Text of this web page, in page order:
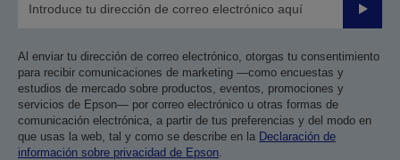
Enviar
Al enviar tu dirección de correo electrónico, otorgas tu consentimiento
para recibir comunicaciones de marketing —como encuestas y
estudios de mercado sobre productos, eventos, promociones y
servicios de Epson— por correo electrónico u otras formas de
comunicación electrónica, a partir de tus preferencias y del modo en
que usas la web, tal y como se describe en la Declaración de
información sobre privacidad de Epson.